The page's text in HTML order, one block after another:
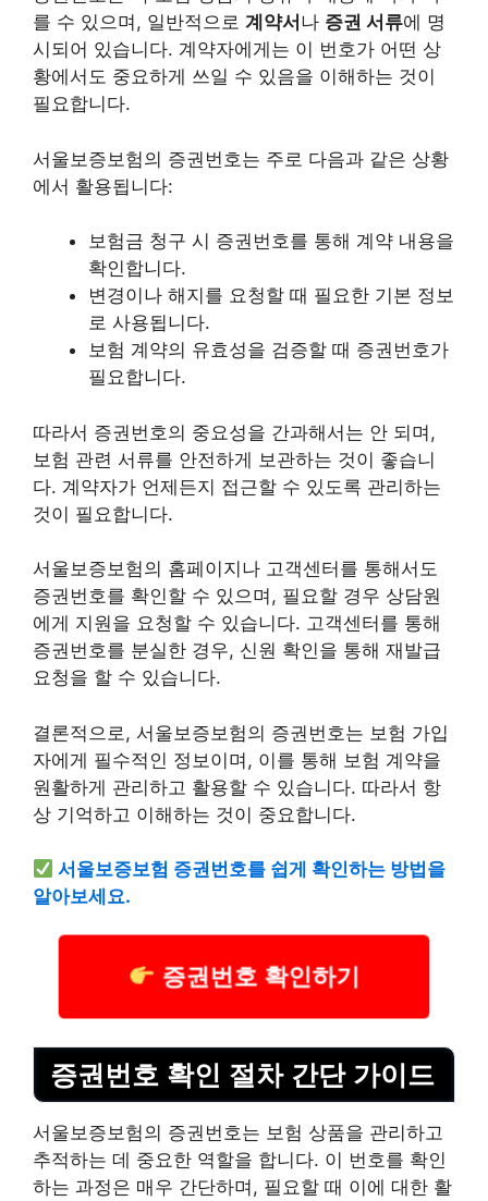
를 수 있으며, 일반적으로 계약서 나 증권 서류에 명
시되어 있습니다. 계약자에게는 이 번호가 어떤 상
황에서도 중요하게 쓰일 수 있음을 이해하는 것이
필요합니다.
서울보증보험의 증권번호는 주로 다음과 같은 상황
에서 활용됩니다:
보험금 청구 시 증권번호를 통해 계약 내용을
확인합니다.
변경이나 해지를 요청할 때 필요한 기본 정보
로 사용됩니다.
보험 계약의 유효성을 검증할 때 증권번호가
필요합니다.
따라서 증권번호의 중요성을 간과해서는 안 되며,
보험 관련 서류를 안전하게 보관하는 것이 좋습니
다. 계약자가 언제든지 접근할 수 있도록 관리하는
것이 필요합니다.
서울보증보험의 홈페이지나 고객센터를 통해서도
증권번호를 확인할 수 있으며, 필요할 경우 상담원
에게 지원을 요청할 수 있습니다. 고객센터를 통해
증권번호를 분실한 경우, 신원 확인을 통해 재발급
요청을 할 수 있습니다.
결론적으로, 서울보증보험의 증권번호는 보험 가입
자에게 필수적인 정보이며, 이를 통해 보험 계약을
원활하게 관리하고 활용할 수 있습니다. 따라서 항
상 기억하고 이해하는 것이 중요합니다.
서울보증보험 증권번호를 쉽게 확인하는 방법을
알아보세요.
증권번호 확인하기
증권번호 확인 절차 간단 가이드
서울보증보험의 증권번호는 보험 상품을 관리하고
추적하는 데 중요한 역할을 합니다. 이 번호를 확인
하는 과정은 매우 간단하며, 필요할 때 이에 대한 활